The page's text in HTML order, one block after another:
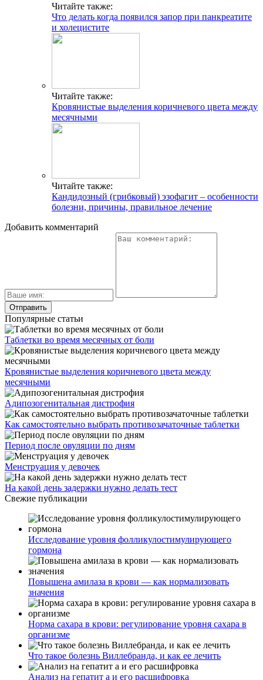
Читайте также:
Что делать когда появился запор при панкреатите
и холецистите
Читайте также:
Кровянистые выделения коричневого цвета между
месячными
Читайте также:
Кандидозный (грибковый) эзофагит – особенности
болезни, причины, правильное лечение
Добавить комментарий
Популярные статьи
Таблетки во время месячных от боли
Кровянистые выделения коричневого цвета между
месячными
Адипозогенитальная дистрофия
Как самостоятельно выбрать противозачаточные таблетки
Период после овуляции по дням
Менструация у девочек
На какой день задержки нужно делать тест
Свежие публикации
Исследование уровня фолликулостимулирующего
гормона
Повышена амилаза в крови — как нормализовать
значения
Норма сахара в крови: регулирование уровня сахара в
организме
Что такое болезнь Виллебранда, и как ее лечить
Анализ на гепатит а и его расшифровка